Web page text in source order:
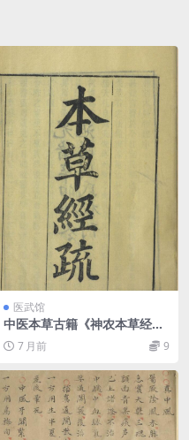
医武馆
中医本草古籍《神农本草经
疏》7 月前 9